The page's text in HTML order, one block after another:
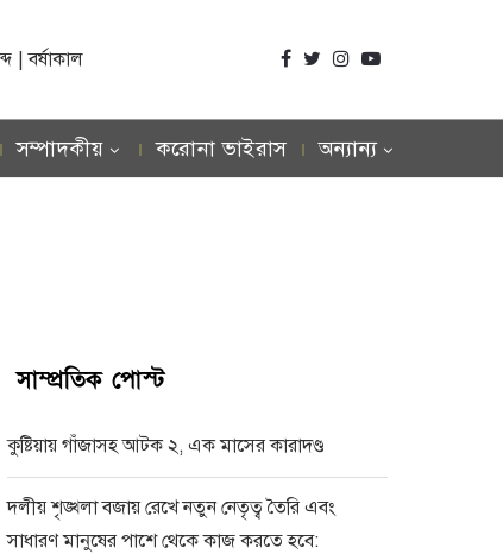
| বর্ষাকাল
সম্পাদকীয় করোনা ভাইরাস অন্যান্য
সাম্প্রতিক পোস্ট
কুষ্টিয়ায় গাঁজাসহ আটক ২, এক মাসের কারাদণ্ড
দলীয় শৃঙ্খলা বজায় রেখে নতুন নেতৃত্ব তৈরি এবং
সাধারণ মানুষের পাশে থেকে কাজ করতে হবে: